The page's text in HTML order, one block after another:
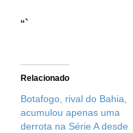
“`
Relacionado
Botafogo, rival do Bahia,
acumulou apenas uma
derrota na Série A desde